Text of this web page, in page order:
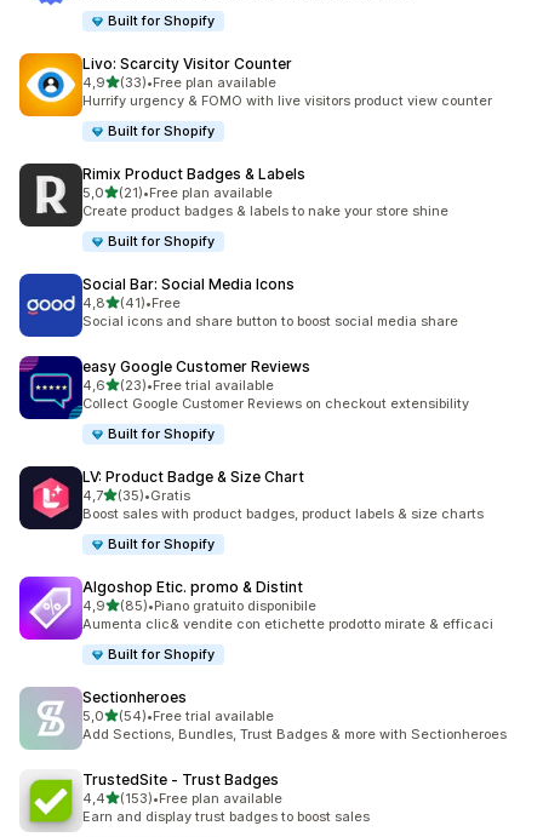
Built for Shopify
Livo: Scarcity Visitor Counter
4,9stelle su 5
(33)
33 recensioni totali
•Free plan available
Hurrify urgency & FOMO with live visitors product view counter
Built for Shopify
Rimix Product Badges & Labels
5,0stelle su 5
(21)
21 recensioni totali
•Free plan available
Create product badges & labels to nake your store shine
Built for Shopify
Social Bar: Social Media Icons
4,8stelle su 5
(41)
41 recensioni totali
•Free
Social icons and share button to boost social media share
easy Google Customer Reviews
4,6stelle su 5
(23)
23 recensioni totali
•Free trial available
Collect Google Customer Reviews on checkout extensibility
Built for Shopify
LV: Product Badge & Size Chart
4,7stelle su 5
(35)
35 recensioni totali
•Gratis
Boost sales with product badges, product labels & size charts
Built for Shopify
Algoshop Etic. promo & Distint
4,9stelle su 5
(85)
85 recensioni totali
•Piano gratuito disponibile
Aumenta clic& vendite con etichette prodotto mirate & efficaci
Built for Shopify
Sectionheroes
5,0stelle su 5
(54)
54 recensioni totali
•Free trial available
Add Sections, Bundles, Trust Badges & more with Sectionheroes
TrustedSite ‑ Trust Badges
4,4stelle su 5
(153)
153 recensioni totali
•Free plan available
Earn and display trust badges to boost sales